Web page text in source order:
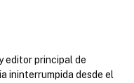
editor principal de
ininterrumpida desde el